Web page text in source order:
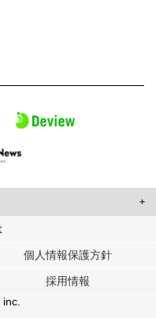
に合わせたコンテンツや広告の
ーに提供しています。
トナーに提供した他の情報や、
ときに収集した他の情報を組み
個人情報保護方針
採用情報